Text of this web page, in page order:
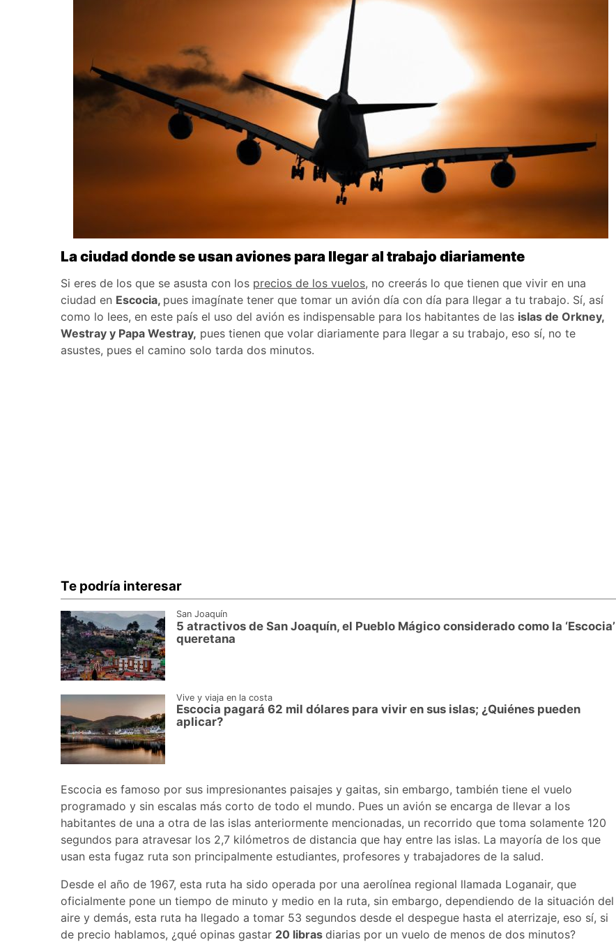
La ciudad donde se usan aviones para llegar al trabajo diariamente
Si eres de los que se asusta con los precios de los vuelos, no creerás lo que tienen que vivir en una
ciudad en Escocia, pues imagínate tener que tomar un avión día con día para llegar a tu trabajo. Sí, así
como lo lees, en este país el uso del avión es indispensable para los habitantes de las islas de Orkney,
Westray y Papa Westray, pues tienen que volar diariamente para llegar a su trabajo, eso sí, no te
asustes, pues el camino solo tarda dos minutos.
Te podría interesar
San Joaquín
5 atractivos de San Joaquín, el Pueblo Mágico considerado como la ‘Escocia’
queretana
Vive y viaja en la costa
Escocia pagará 62 mil dólares para vivir en sus islas; ¿Quiénes pueden
aplicar?
Escocia es famoso por sus impresionantes paisajes y gaitas, sin embargo, también tiene el vuelo
programado y sin escalas más corto de todo el mundo. Pues un avión se encarga de llevar a los
habitantes de una a otra de las islas anteriormente mencionadas, un recorrido que toma solamente 120
segundos para atravesar los 2,7 kilómetros de distancia que hay entre las islas. La mayoría de los que
usan esta fugaz ruta son principalmente estudiantes, profesores y trabajadores de la salud.
Desde el año de 1967, esta ruta ha sido operada por una aerolínea regional llamada Loganair, que
oficialmente pone un tiempo de minuto y medio en la ruta, sin embargo, dependiendo de la situación del
aire y demás, esta ruta ha llegado a tomar 53 segundos desde el despegue hasta el aterrizaje, eso sí, si
de precio hablamos, ¿qué opinas gastar 20 libras diarias por un vuelo de menos de dos minutos?